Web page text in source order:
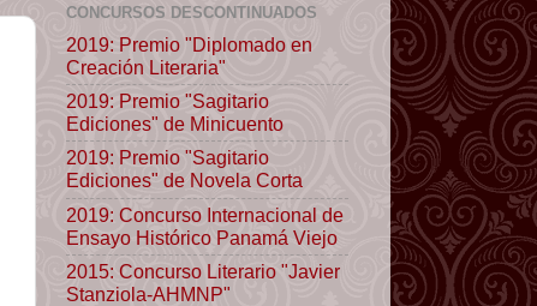
CONCURSOS DESCONTINUADOS
2019: Premio "Diplomado en
Creación Literaria"
2019: Premio "Sagitario
Ediciones" de Minicuento
2019: Premio "Sagitario
Ediciones" de Novela Corta
2019: Concurso Internacional de
Ensayo Histórico Panamá Viejo
2015: Concurso Literario "Javier
Stanziola-AHMNP"